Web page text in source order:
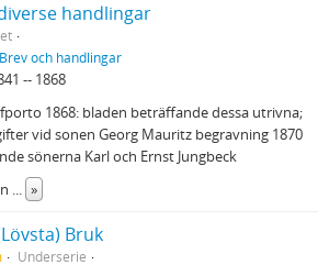
handlingar
och handlingar
-- 1868
1868: bladen beträffande dessa utrivna;
vid sonen Georg Mauritz begravning 1870
sönerna Karl och Ernst Jungbeck
... »
Bruk
Underserie